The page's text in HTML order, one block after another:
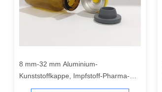
8 mm-32 mm Aluminium-
Kunststoffkappe, Impfstoff-Pharma-
Flaschenverschluss